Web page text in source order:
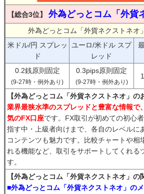
【総合3位】 外為どっとコム「外貨
外為どっとコム「外貨ネクストネオ
米ドル/円 スプレッ
ド
ユーロ/米ドル スプ
レッド
0.2銭原則固定
(9-27時・例外あり)
0.3pips原則固定
(9-27時・例外あり)
【外為どっとコム「外貨ネクストネオ」の
業界最狭水準のスプレッドと豊富な情報で
気のFX口座です。FX取引が初めての初心
指す中・上級者向けまで、各自のレベルに
コンテンツも魅力です。比較チャートや相
れる機能など、取引をサポートしてくれる
す。
【外為どっとコム「外貨ネクストネオ」の
■外為どっとコム「外貨ネクストネオ」の